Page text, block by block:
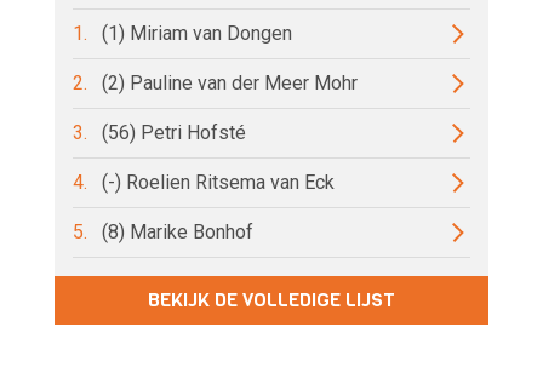
1. (1) Miriam van Dongen
2. (2) Pauline van der Meer Mohr
3. (56) Petri Hofsté
4. (-) Roelien Ritsema van Eck
5. (8) Marike Bonhof
BEKIJK DE VOLLEDIGE LIJST